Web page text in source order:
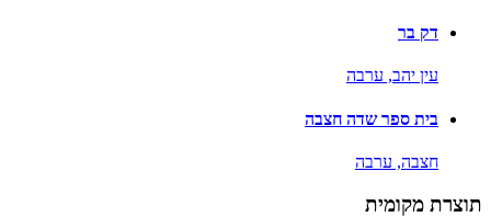
דק בר
עין יהב, ערבה
בית ספר שדה חצבה
חצבה, ערבה
תוצרת מקומית